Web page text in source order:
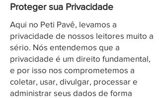
Proteger sua Privacidade
Aqui no Peti Pavê, levamos a
privacidade de nossos leitores muito a
sério. Nós entendemos que a
privacidade é um direito fundamental,
e por isso nos comprometemos a
coletar, usar, divulgar, processar e
administrar seus dados de forma